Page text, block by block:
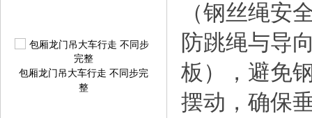
包厢龙门吊大车行走 不同步完
整
（钢丝绳安
防跳绳与导
板），避免
摆动，确保